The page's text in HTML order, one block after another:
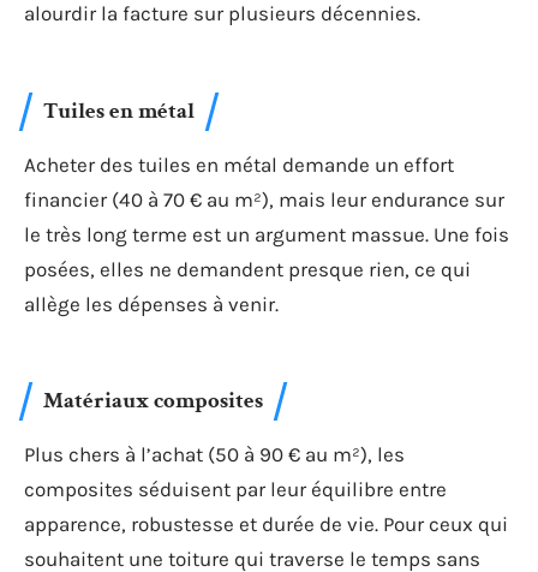
alourdir la facture sur plusieurs décennies.
Tuiles en métal
Acheter des tuiles en métal demande un effort
financier (40 à 70 € au m²), mais leur endurance sur
le très long terme est un argument massue. Une fois
posées, elles ne demandent presque rien, ce qui
allège les dépenses à venir.
Matériaux composites
Plus chers à l’achat (50 à 90 € au m²), les
composites séduisent par leur équilibre entre
apparence, robustesse et durée de vie. Pour ceux qui
souhaitent une toiture qui traverse le temps sans